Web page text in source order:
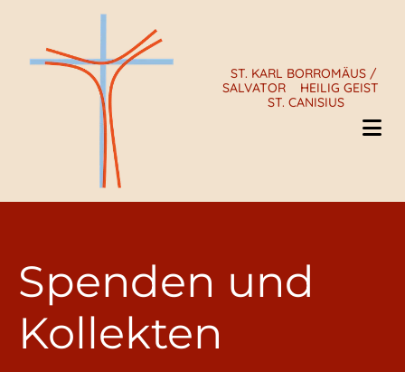
ST. KARL BORROMÄUS /
SALVATOR
HEILIG GEIST
ST. CANISIUS
Spenden und
Kollekten